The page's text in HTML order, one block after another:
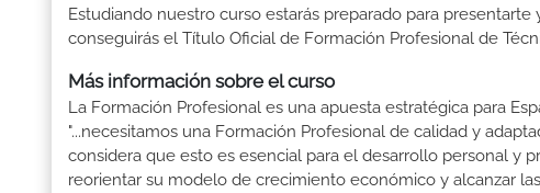
Estudiando nuestro curso estarás preparado para
conseguirás el Título Oficial de Formación Profesional de
Más información sobre el curso
La Formación Profesional es una apuesta estratégica para
"...necesitamos una Formación Profesional de calidad y
considera que esto es esencial para el desarrollo personal y
reorientar su modelo de crecimiento económico y alcanzar